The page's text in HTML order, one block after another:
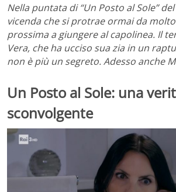
Nella puntata di “Un Posto al Sole”
vicenda che si protrae ormai da
prossima a giungere al capolinea. Il
Vera, che ha ucciso sua zia in un
non è più un segreto. Adesso anche
Un Posto al Sole: una
sconvolgente